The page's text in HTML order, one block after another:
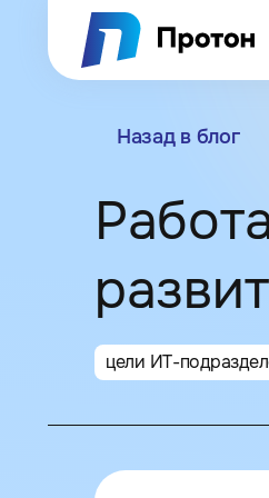
Назад в блог
цели ИТ-